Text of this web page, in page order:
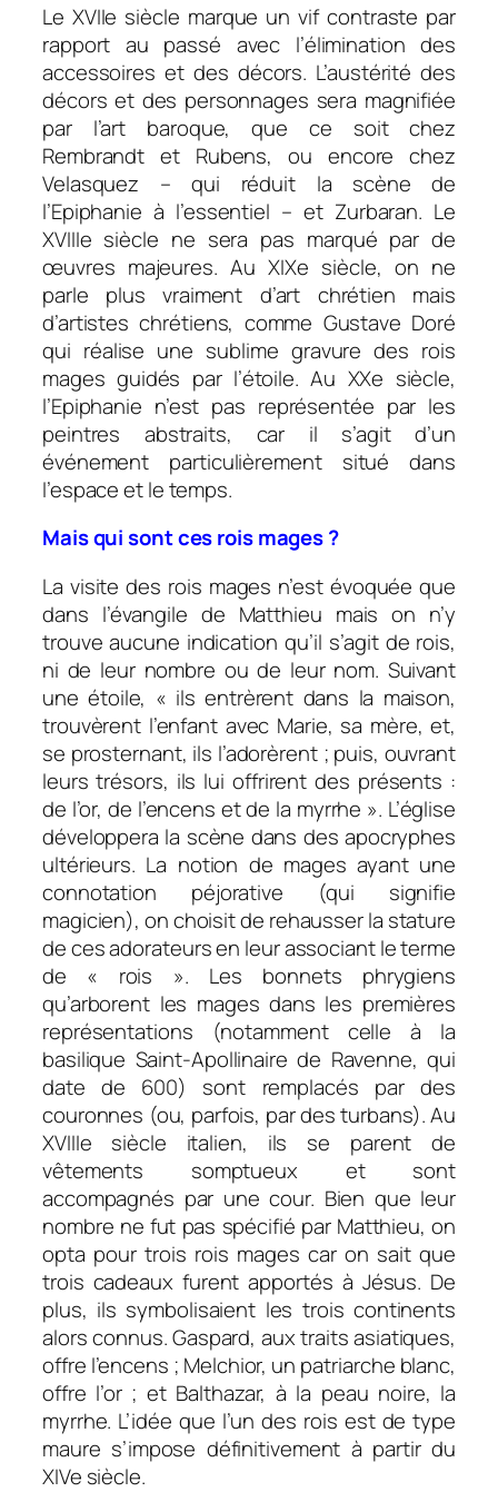
Le XVIIe siècle marque un vif contraste par
rapport au passé avec l’élimination des
accessoires et des décors. L’austérité des
décors et des personnages sera magnifiée
par l’art baroque, que ce soit chez
Rembrandt et Rubens, ou encore chez
Velasquez – qui réduit la scène de
l’Epiphanie à l’essentiel – et Zurbaran. Le
XVIIIe siècle ne sera pas marqué par de
œuvres majeures. Au XIXe siècle, on ne
parle plus vraiment d’art chrétien mais
d’artistes chrétiens, comme Gustave Doré
qui réalise une sublime gravure des rois
mages guidés par l’étoile. Au XXe siècle,
l’Epiphanie n’est pas représentée par les
peintres abstraits, car il s’agit d’un
événement particulièrement situé dans
l’espace et le temps.
Mais qui sont ces rois mages ?
La visite des rois mages n’est évoquée que
dans l’évangile de Matthieu mais on n’y
trouve aucune indication qu’il s’agit de rois,
ni de leur nombre ou de leur nom. Suivant
une étoile, « ils entrèrent dans la maison,
trouvèrent l’enfant avec Marie, sa mère, et,
se prosternant, ils l’adorèrent ; puis, ouvrant
leurs trésors, ils lui offrirent des présents :
de l’or, de l’encens et de la myrrhe ». L’église
développera la scène dans des apocryphes
ultérieurs. La notion de mages ayant une
connotation péjorative (qui signifie
magicien), on choisit de rehausser la stature
de ces adorateurs en leur associant le terme
de « rois ». Les bonnets phrygiens
qu’arborent les mages dans les premières
représentations (notamment celle à la
basilique Saint-Apollinaire de Ravenne, qui
date de 600) sont remplacés par des
couronnes (ou, parfois, par des turbans). Au
XVIIIe siècle italien, ils se parent de
vêtements somptueux et sont
accompagnés par une cour. Bien que leur
nombre ne fut pas spécifié par Matthieu, on
opta pour trois rois mages car on sait que
trois cadeaux furent apportés à Jésus. De
plus, ils symbolisaient les trois continents
alors connus. Gaspard, aux traits asiatiques,
offre l’encens ; Melchior, un patriarche blanc,
offre l’or ; et Balthazar, à la peau noire, la
myrrhe. L’idée que l’un des rois est de type
maure s’impose définitivement à partir du
XIVe siècle.